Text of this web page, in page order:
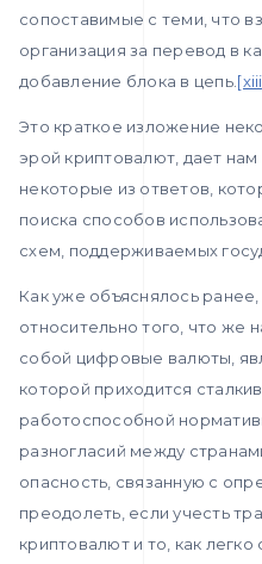
сопоставимые с теми, что
организация за перевод в
добавление блока в цепь.
Это краткое изложение
эрой криптовалют, дает
некоторые из ответов,
поиска способов
схем, поддерживаемых
Как уже объяснялось
относительно того, что же
собой цифровые валюты,
которой приходится
работоспособной
разногласий между
опасность, связанную с
преодолеть, если учесть
криптовалют и то, как